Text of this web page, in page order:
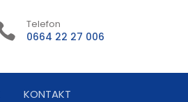
Telefon
0664 22 27 006
KONTAKT